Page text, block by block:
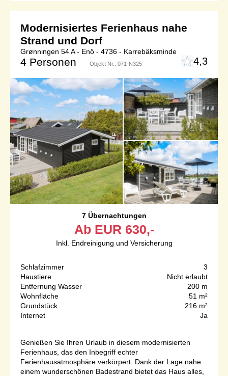
Modernisiertes Ferienhaus nahe
Strand und Dorf
Grønningen 54 A - Enö - 4736 - Karrebäksminde
4 Personen Objekt Nr.: 071-N325 4,3
7 Übernachtungen
Ab EUR 630,-
Inkl. Endreinigung und Versicherung
Schlafzimmer
3
Haustiere
Nicht erlaubt
Entfernung Wasser
200 m
Wohnfläche
51 m²
Grundstück
216 m²
Internet
Ja
Genießen Sie Ihren Urlaub in diesem modernisierten
Ferienhaus, das den Inbegriff echter
Ferienhausatmosphäre verkörpert. Dank der Lage nahe
einem wunderschönen Badestrand bietet das Haus alles,